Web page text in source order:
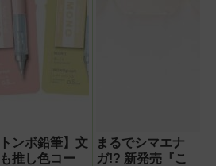
トンボ鉛筆】文
推し色コー
まるでシマエナ
ガ!? 新発売『こ